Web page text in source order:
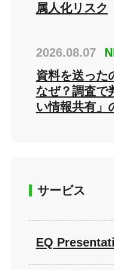
属人化リスク
2026.08.07
資料を送った
なぜ？調査で
い情報共有」
サービス
EQ